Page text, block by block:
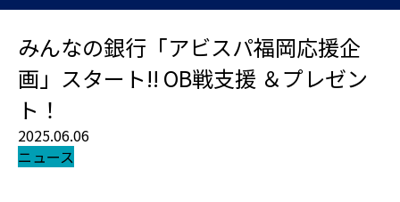
みんなの銀行「アビスパ福岡応援企
画」スタート!! OB戦支援 ＆プレゼン
ト！
2025.06.06
ニュース